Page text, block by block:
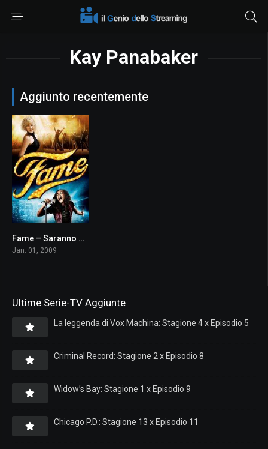
Kay Panabaker
Aggiunto recentemente
5.1
Fame – Saranno Famosi
Jan. 01, 2009
Ultime Serie-TV Aggiunte
La leggenda di Vox Machina: Stagione 4 x Episodio 5
Criminal Record: Stagione 2 x Episodio 8
Widow’s Bay: Stagione 1 x Episodio 9
Chicago P.D.: Stagione 13 x Episodio 11